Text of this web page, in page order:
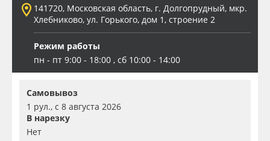
Баннер
Заготовки для сувениров
141720, Московская область, г. Долгопрудный, мкр.
Хлебниково, ул. Горького, дом 1, строение 2
Режим работы
пн - пт 9:00 - 18:00 , сб 10:00 - 14:00
Самовывоз
1 рул., с 8 августа 2026
В нарезку
Нет